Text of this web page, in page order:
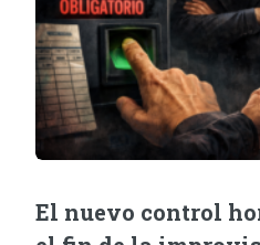
El nuevo control